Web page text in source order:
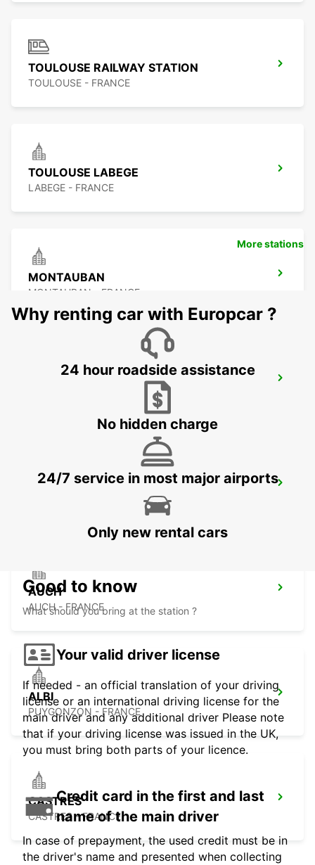
TOULOUSE RAILWAY STATION
TOULOUSE - FRANCE
TOULOUSE LABEGE
LABEGE - FRANCE
MONTAUBAN
MONTAUBAN - FRANCE
MONTAUBAN RAILWAY STATION
PAMIERS
AUCH
AUCH - FRANCE
ALBI
PUYGONZON - FRANCE
CASTRES
CASTRES - FRANCE
More stations
Why renting car with Europcar ?
24 hour roadside assistance
No hidden charge
24/7 service in most major airports
Only new rental cars
Good to know
What should you bring at the station ?
Your valid driver license
If needed - an official translation of your driving
license or an international driving license for the
main driver and any additional driver Please note
that if your driving license was issued in the UK,
you must bring both parts of your licence.
Credit card in the first and last
name of the main driver
In case of prepayment, the used credit must be in
the driver's name and presented when collecting